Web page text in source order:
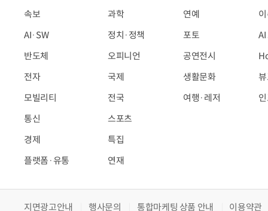
속보
AI·SW
반도체
전자
모빌리티
통신
경제
플랫폼·유통
과학
정치·정책
오피니언
국제
전국
스포츠
특집
연재
연예
포토
공연전시
생활문화
여행·레저
지면광고안내 행사문의 통합마케팅 상품 안내 이용약관